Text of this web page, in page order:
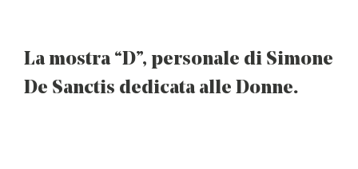
La mostra “D”, personale di Simone
De Sanctis dedicata alle Donne.